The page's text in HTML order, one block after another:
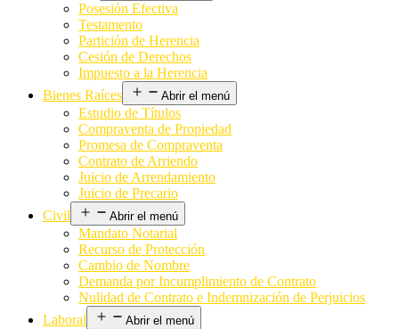
Posesión Efectiva
Testamento
Partición de Herencia
Cesión de Derechos
Impuesto a la Herencia
Bienes Raíces
Abrir el menú
Estudio de Títulos
Compraventa de Propiedad
Promesa de Compraventa
Contrato de Arriendo
Juicio de Arrendamiento
Juicio de Precario
Civil
Abrir el menú
Mandato Notarial
Recurso de Protección
Cambio de Nombre
Demanda por Incumplimiento de Contrato
Nulidad de Contrato e Indemnización de Perjuicios
Laboral
Abrir el menú